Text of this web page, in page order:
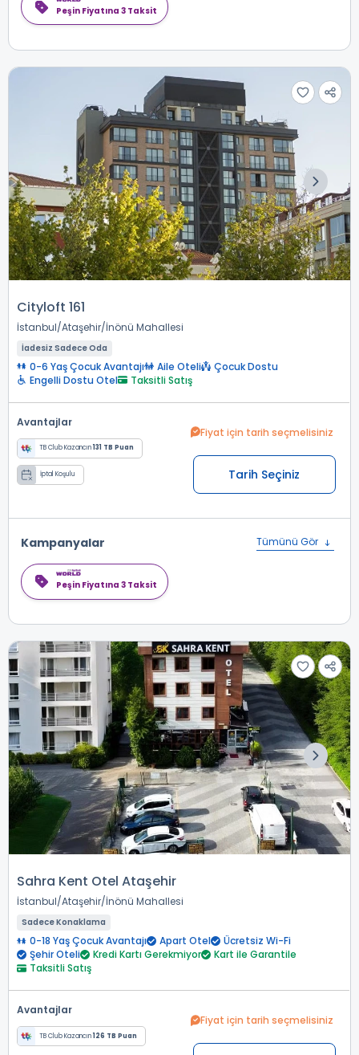
Peşin Fiyatına 3 Taksit
Cityloft 161
İstanbul Ataşehir İnönü Mahallesi
İadesiz Sadece Oda
0-6 Yaş Çocuk Avantajı Aile Oteli
Çocuk Dostu
Engelli Dostu Otel
Taksitli Satış
Avantajlar
TB Club Kazancın131 TB Puan
İptal Koşulu
Fiyat için tarih seçmelisiniz
Tarih Seçiniz
Kampanyalar Tümünü Gör
Peşin Fiyatına 3 Taksit
Sahra Kent Otel Ataşehir
İstanbul Ataşehir İnönü Mahallesi
Sadece Konaklama
0-18 Yaş Çocuk Avantajı Apart Otel
Ücretsiz Wi-Fi
Şehir Oteli
Kredi Kartı Gerekmiyor
Kart ile Garantile
Taksitli Satış
Avantajlar
TB Club Kazancın126 TB Puan
Fiyat için tarih seçmelisiniz